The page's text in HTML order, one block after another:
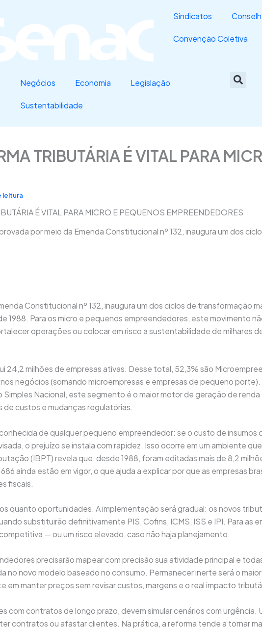
Sindicatos
Convenção Coletiva
Negócios Economia Legislação
Sustentabilidade
TRIBUTÁRIA É VITAL PARA
leitura
É VITAL PARA MICRO E PEQUENOS EMPREENDEDORES
por meio da Emenda Constitucional nº 132, inaugura um dos
Constitucional nº 132, inaugura um dos ciclos de transformação
1988. Para os micro e pequenos empreendedores, este movimento
operações ou colocar em risco a sustentabilidade de milhares
24,2 milhões de empresas ativas. Desse total, 52,3% são
negócios (somando microempresas e empresas de pequeno porte).
Simples Nacional, este segmento é o maior motor de geração de
de custos e mudanças regulatórias.
de qualquer pequeno empreendedor: se o custo de
o prejuízo se instala com rapidez. Isso ocorre em um ambiente
(IBPT) revela que, desde 1988, foram editadas mais de 8,2
ainda estão em vigor, o que ajuda a explicar por que as empresas
fiscais.
quanto oportunidades. A implementação será gradual: os novos
substituirão definitivamente PIS, Cofins, ICMS, ISS e IPI. Para as
— ou um risco elevado, caso não haja planejamento.
precisarão mapear com precisão sua atividade principal e
novo modelo baseado no consumo. Permanecer inerte será o
manter preços sem revisar custos, margens e o real impacto
com contratos de longo prazo, devem simular cenários com urgência.
contratos ou afastar clientes. Na prática, a reforma tende a tornar